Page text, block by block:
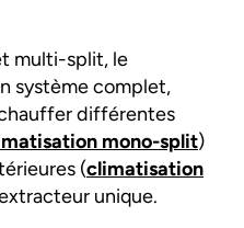
multi-split, le
système complet,
différentes
mono-split)
(climatisation
unique.